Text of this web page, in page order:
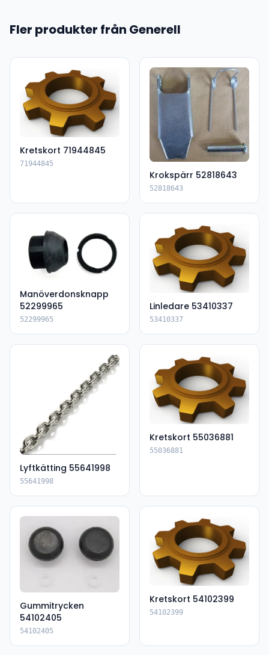
Fler produkter från Generell
Kretskort 71944845
71944845
Krokspärr 52818643
52818643
Manöverdonsknapp
52299965
52299965
Linledare 53410337
53410337
Lyftkätting 55641998
55641998
Kretskort 55036881
55036881
Gummitrycken
54102405
54102405
Kretskort 54102399
54102399